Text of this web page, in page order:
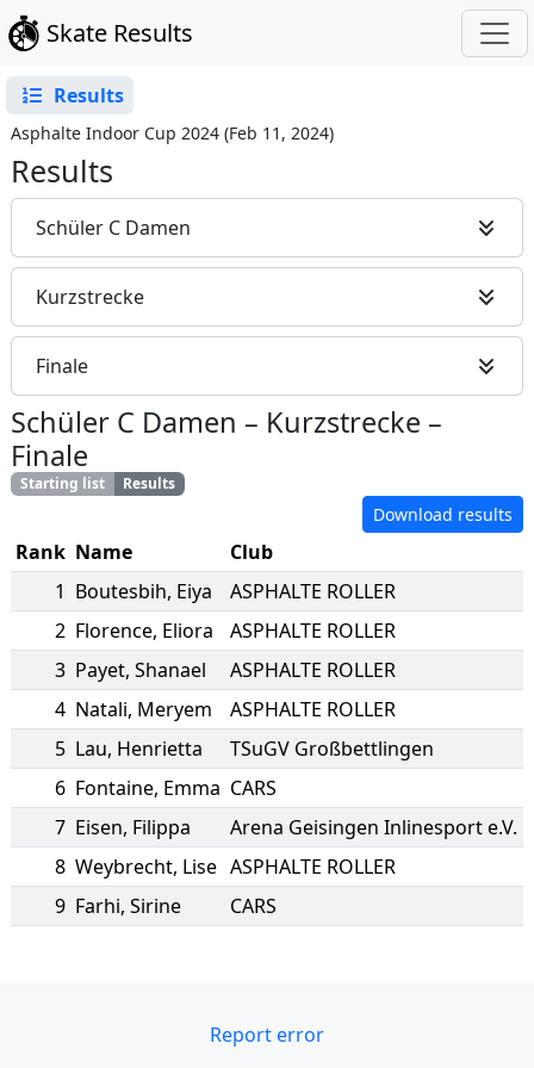
Skate Results
Results
Asphalte Indoor Cup 2024 (Feb 11, 2024)
Results
Schüler C Damen
Kurzstrecke
Finale
Schüler C Damen – Kurzstrecke –
Finale
Starting list Results
Download results
Rank Name
Club
1 Boutesbih, Eiya
ASPHALTE ROLLER
2 Florence, Eliora
ASPHALTE ROLLER
3 Payet, Shanael
ASPHALTE ROLLER
4 Natali, Meryem
ASPHALTE ROLLER
5 Lau, Henrietta
TSuGV Großbettlingen
6 Fontaine, Emma CARS
7 Eisen, Filippa
Arena Geisingen Inlinesport e.V.
8 Weybrecht, Lise ASPHALTE ROLLER
9 Farhi, Sirine CARS
Report error